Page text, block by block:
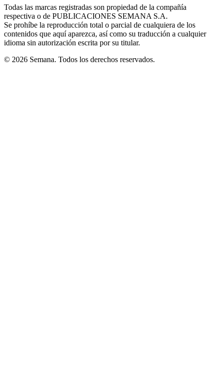
windowwindowwindow
new
window
Todas las marcas registradas son propiedad de la compañía
respectiva o de PUBLICACIONES SEMANA S.A.
Se prohíbe la reproducción total o parcial de cualquiera de los
contenidos que aquí aparezca, así como su traducción a cualquier
idioma sin autorización escrita por su titular.
© 2026 Semana. Todos los derechos reservados.